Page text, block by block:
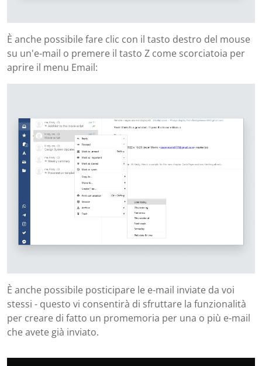
È anche possibile fare clic con il tasto destro del mouse
su un'e-mail o premere il tasto Z come scorciatoia per
aprire il menu Email:
È anche possibile posticipare le e-mail inviate da voi
stessi - questo vi consentirà di sfruttare la funzionalità
per creare di fatto un promemoria per una o più e-mail
che avete già inviato.